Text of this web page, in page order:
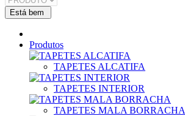
Produtos
TAPETES ALCATIFA
TAPETES INTERIOR
TAPETES MALA BORRACHA